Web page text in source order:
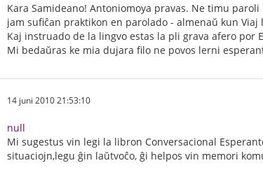
Kara Samideano! Antoniomoya pravas. Ne timu
jam sufiĉan praktikon en parolado - almenaŭ kun Viaj
Kaj instruado de la lingvo estas la pli grava afero por
Mi bedaŭras ke mia dujara filo ne povos lerni
14 juni 2010 21:53:10
null
Mi sugestus vin legi la libron Conversacional
situaciojn,legu ĝin laŭtvoĉo, ĝi helpos vin memori